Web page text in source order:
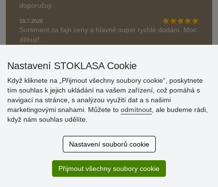
doporučuji.
19.7.2026
Sortiment za fajn ceny a hlavně super rychlé dodání. Moc
děkuji!.
» Aktuálně 19084 recenzí
* Recenze neověřujeme
© Stoklasa textilní galanterie s.r.o. 2026.
Nastavení STOKLASA Cookie
Když kliknete na „Přijmout všechny soubory cookie“, poskytnete
tím souhlas k jejich ukládání na vašem zařízení, což pomáhá s
navigací na stránce, s analýzou využití dat a s našimi
marketingovými snahami. Můžete to odmítnout , ale budeme rádi,
když nám souhlas udělíte.
Nastavení souborů cookie
Přijmout všechny soubory cookie